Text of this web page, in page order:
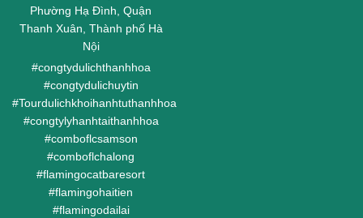
Phường Hạ Đình, Quận
Thanh Xuân, Thành phố Hà
Nội
#congtydulichthanhhoa
#congtydulichuytin
#Tourdulichkhoihanhtuthanhhoa
#congtylyhanhtaithanhhoa
#comboflcsamson
#comboflchalong
#flamingocatbaresort
#flamingohaitien
#flamingodailai